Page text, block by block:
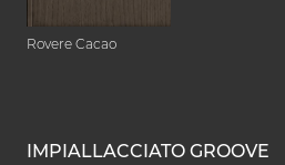
Rovere Cacao
IMPIALLACCIATO GROOVE